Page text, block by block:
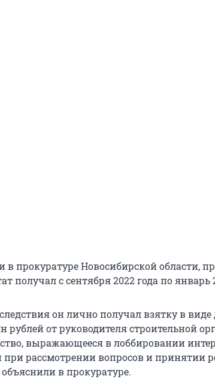
в прокуратуре Новосибирской области,
получал с сентября 2022 года по январь
он лично получал взятку в
рублей от руководителя строительной
выражающееся в лоббировании
при рассмотрении вопросов и принятии
в прокуратуре.